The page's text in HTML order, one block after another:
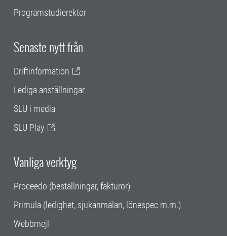
Programstudierektor
Senaste nytt från
Driftinformation
Lediga anställningar
SLU i media
SLU Play
Vanliga verktyg
Proceedo (beställningar, fakturor)
Primula (ledighet, sjukanmälan, lönespec m.m.)
Webbmejl